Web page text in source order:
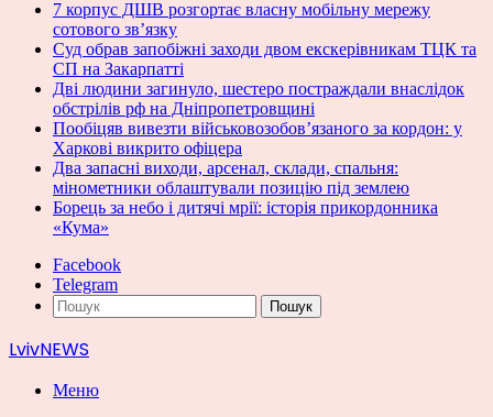
7 корпус ДШВ розгортає власну мобільну мережу
сотового зв’язку
Суд обрав запобіжні заходи двом екскерівникам ТЦК та
СП на Закарпатті
Дві людини загинуло, шестеро постраждали внаслідок
обстрілів рф на Дніпропетровщині
Пообіцяв вивезти військовозобов’язаного за кордон: у
Харкові викрито офіцера
Два запасні виходи, арсенал, склади, спальня:
мінометники облаштували позицію під землею
Борець за небо і дитячі мрії: історія прикордонника
«Кума»
Facebook
Telegram
Пошук
LvivNEWS
Меню